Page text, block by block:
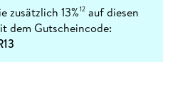
zusätzlich 13%12 auf diesen
dem Gutscheincode: